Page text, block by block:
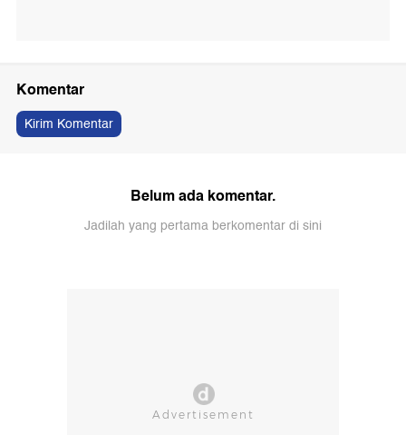
Komentar
Kirim Komentar
Belum ada komentar.
Jadilah yang pertama berkomentar di sini